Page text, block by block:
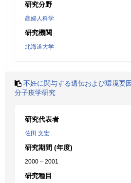
研究分野
産婦人科学
研究機関
北海道大学
不妊に関与する遺伝および環境要
分子疫学研究
研究代表者
佐田 文宏
研究期間 (年度)
2000 – 2001
研究種目